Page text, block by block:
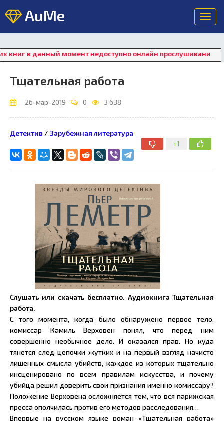
AuMe
данный момент недоступно онлайн прослушивание. Для
Тщательная работа
26-мар-2019 0 3 638
+1
Детектив / Зарубежная литература
Слушать или скачать бесплатно. Аудиокнига Тщательная
работа.
С того момента, когда было обнаружено первое тело,
комиссар Камиль Верховен понял, что перед ним
совершенно необычное дело. И оказался прав. Но куда
тянется след цепочки жутких и на первый взгляд начисто
лишенных смысла убийств, каждое из которых тщательно
инсценировано по всем правилам искусства, и почему
убийца решил доверить свои признания именно комиссару?
Положение Верховена осложняется тем, что вся парижская
пресса ополчилась против его методов расследования…
Впервые на русском языке роман «Тщательная работа»